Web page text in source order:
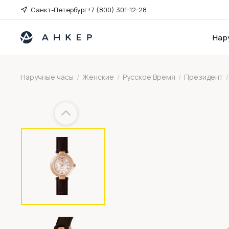
Санкт-Петербург+7 (800) 301-12-28
Наручные часы / Женские / Русское Время / Президент /
Previous